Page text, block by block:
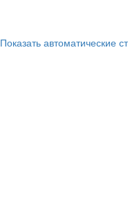
Показать автоматические